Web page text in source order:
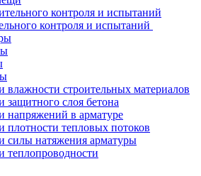
контроля и испытаний
влажности строительных материалов
защитного слоя бетона
напряжений в арматуре
плотности тепловых потоков
силы натяжения арматуры
теплопроводности